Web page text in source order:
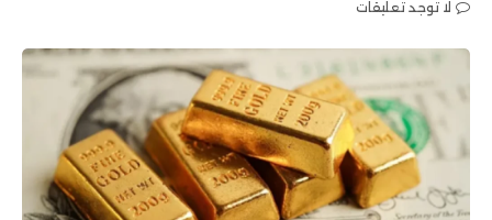
لا توجد تعليقات